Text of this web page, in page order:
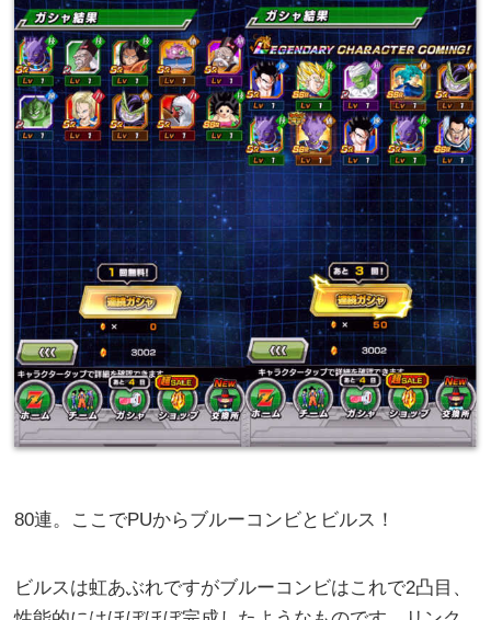
80連。ここでPUからブルーコンビとビルス！
ビルスは虹あぶれですがブルーコンビはこれで2凸目、